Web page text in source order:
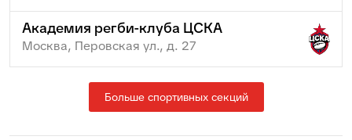
Академия регби-клуба ЦСКА
Москва, Перовская ул., д. 27
Больше спортивных секций